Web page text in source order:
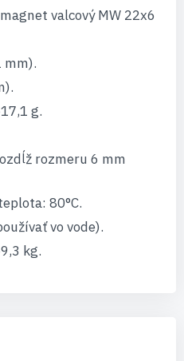
valcový MW 22x6
mm).
g.
rozmeru 6 mm
80°C.
vo vode).
kg.